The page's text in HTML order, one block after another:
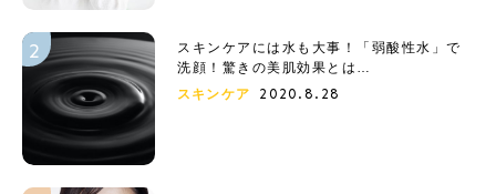
スキンケアには水も大事！「弱酸性水」で
洗顔！驚きの美肌効果とは…
スキンケア
2020.8.28